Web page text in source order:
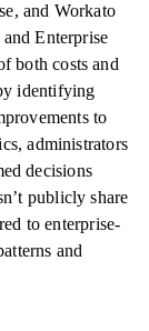
and Workato
Enterprise
both costs and
identifying
to
administrators
decisions
publicly share
to enterprise-
and